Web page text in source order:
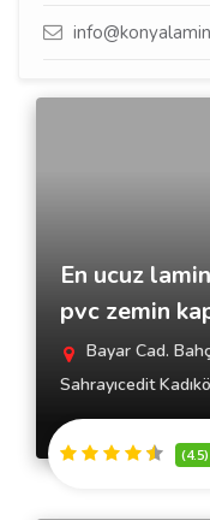
En ucuz
pvc zemin
Bayar Cad.
Sahrayıcedit
(4.5)